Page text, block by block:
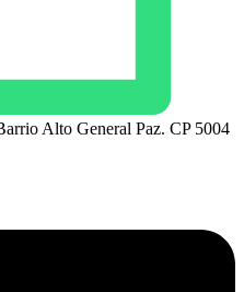
Alto General Paz. CP 5004